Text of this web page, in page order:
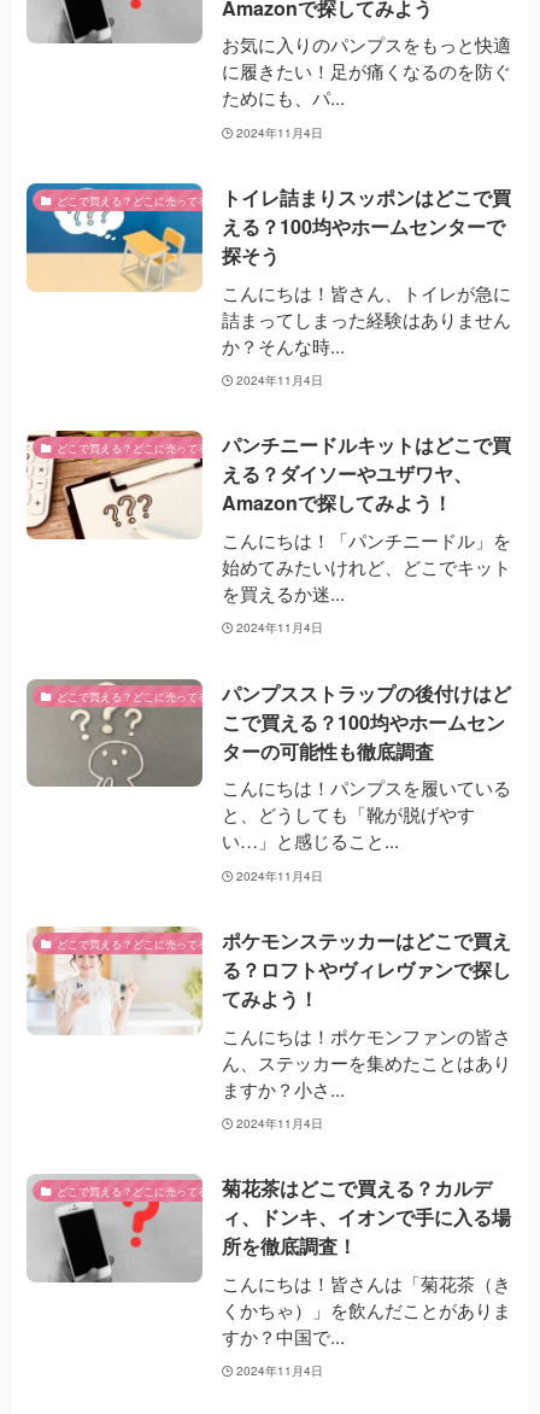
Amazonで探してみよう
お気に入りのパンプスをもっと快適
に履きたい！足が痛くなるのを防ぐ
ためにも、パ...
2024年11月4日
どこで買える？どこに売ってる？
トイレ詰まりスッポンはどこで買
える？100均やホームセンターで
探そう
こんにちは！皆さん、トイレが急に
詰まってしまった経験はありません
か？そんな時...
2024年11月4日
どこで買える？どこに売ってる？
パンチニードルキットはどこで買
える？ダイソーやユザワヤ、
Amazonで探してみよう！
こんにちは！「パンチニードル」を
始めてみたいけれど、どこでキット
を買えるか迷...
2024年11月4日
どこで買える？どこに売ってる？
パンプスストラップの後付けはど
こで買える？100均やホームセン
ターの可能性も徹底調査
こんにちは！パンプスを履いている
と、どうしても「靴が脱げやす
い…」と感じること...
2024年11月4日
どこで買える？どこに売ってる？
ポケモンステッカーはどこで買え
る？ロフトやヴィレヴァンで探し
てみよう！
こんにちは！ポケモンファンの皆さ
ん、ステッカーを集めたことはあり
ますか？小さ...
2024年11月4日
どこで買える？どこに売ってる？
菊花茶はどこで買える？カルデ
ィ、ドンキ、イオンで手に入る場
所を徹底調査！
こんにちは！皆さんは「菊花茶（き
くかちゃ）」を飲んだことがありま
すか？中国で...
2024年11月4日